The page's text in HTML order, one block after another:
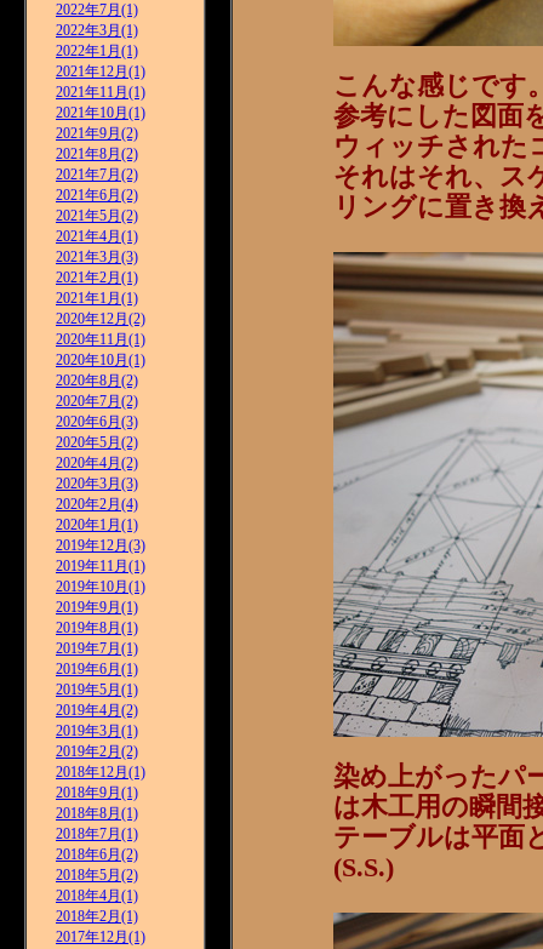
2022年7月(1)
2022年3月(1)
2022年1月(1)
2021年12月(1)
2021年11月(1)
2021年10月(1)
2021年9月(2)
2021年8月(2)
2021年7月(2)
2021年6月(2)
2021年5月(2)
2021年4月(1)
2021年3月(3)
2021年2月(1)
2021年1月(1)
2020年12月(2)
2020年11月(1)
2020年10月(1)
2020年8月(2)
2020年7月(2)
2020年6月(3)
2020年5月(2)
2020年4月(2)
2020年3月(3)
2020年2月(4)
2020年1月(1)
2019年12月(3)
2019年11月(1)
2019年10月(1)
2019年9月(1)
2019年8月(1)
2019年7月(1)
2019年6月(1)
2019年5月(1)
2019年4月(2)
2019年3月(1)
2019年2月(2)
2018年12月(1)
2018年9月(1)
2018年8月(1)
2018年7月(1)
2018年6月(2)
2018年5月(2)
2018年4月(1)
2018年2月(1)
2017年12月(1)
こんな感じです
参考にした図面
ウィッチされた
それはそれ、ス
リングに置き換
染め上がったパ
は木工用の瞬間
テーブルは平面
(S.S.)